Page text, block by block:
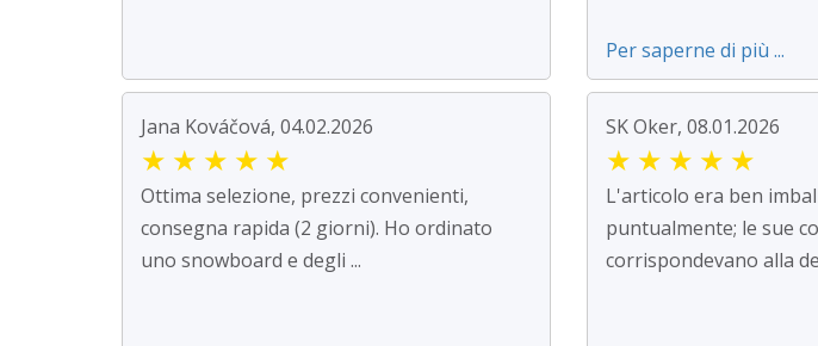
Per saperne di più ...
Jana Kováčová, 04.02.2026
★ ★ ★ ★ ★
Ottima selezione, prezzi convenienti,
consegna rapida (2 giorni). Ho ordinato
uno snowboard e degli ...
SK Oker, 08.01.2026
★ ★ ★ ★ ★
L'articolo era ben
puntualmente; le sue
corrispondevano alla